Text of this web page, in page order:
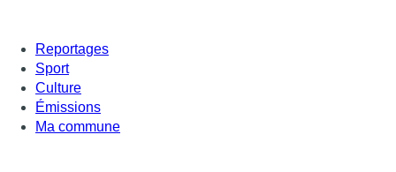
Reportages
Sport
Culture
Émissions
Ma commune